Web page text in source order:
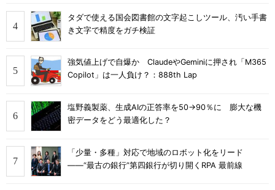
タダで使える国会図書館の文字起こしツール、汚い手書
き文字で精度をガチ検証
強気値上げで自爆か ClaudeやGeminiに押され「M365
Copilot」は一人負け？：888th Lap
塩野義製薬、生成AIの正答率を50→90％に 膨大な機
密データをどう最適化した？
「少量・多種」対応で地域のロボット化をリード
――“最古の銀行”第四銀行が切り開くRPA 最前線